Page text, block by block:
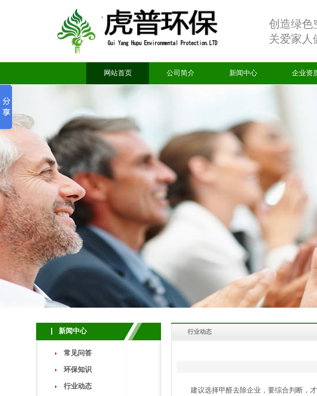
创造绿色
关爱家人
网站首页 公司简介 新闻中心 企业资
新闻中心
常见问答
环保知识
行业动态
行业动态
建议选择甲醛去除企业，要综合判断，才